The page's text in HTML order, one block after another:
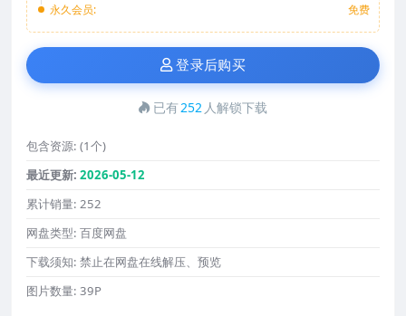
永久会员:
免费
登录后购买
已有252 人解锁下载
包含资源: (1个)
最近更新: 2026-05-12
累计销量: 252
网盘类型: 百度网盘
下载须知: 禁止在网盘在线解压、预览
图片数量: 39P